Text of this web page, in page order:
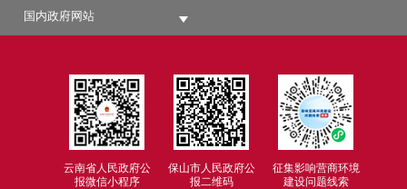
国内政府网站
云南省人民政府公
报微信小程序
保山市人民政府公
报二维码
征集影响营商环境
建设问题线索